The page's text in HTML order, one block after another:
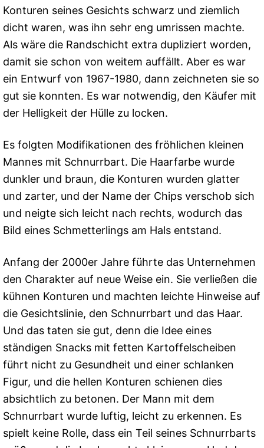
Konturen seines Gesichts schwarz und ziemlich
dicht waren, was ihn sehr eng umrissen machte.
Als wäre die Randschicht extra dupliziert worden,
damit sie schon von weitem auffällt. Aber es war
ein Entwurf von 1967-1980, dann zeichneten sie so
gut sie konnten. Es war notwendig, den Käufer mit
der Helligkeit der Hülle zu locken.
Es folgten Modifikationen des fröhlichen kleinen
Mannes mit Schnurrbart. Die Haarfarbe wurde
dunkler und braun, die Konturen wurden glatter
und zarter, und der Name der Chips verschob sich
und neigte sich leicht nach rechts, wodurch das
Bild eines Schmetterlings am Hals entstand.
Anfang der 2000er Jahre führte das Unternehmen
den Charakter auf neue Weise ein. Sie verließen die
kühnen Konturen und machten leichte Hinweise auf
die Gesichtslinie, den Schnurrbart und das Haar.
Und das taten sie gut, denn die Idee eines
ständigen Snacks mit fetten Kartoffelscheiben
führt nicht zu Gesundheit und einer schlanken
Figur, und die hellen Konturen schienen dies
absichtlich zu betonen. Der Mann mit dem
Schnurrbart wurde luftig, leicht zu erkennen. Es
spielt keine Rolle, dass ein Teil seines Schnurrbarts